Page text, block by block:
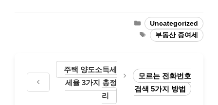
Categories
Uncategorized
Tags부동산 증여세
주택 양도소득세
세율 3가지 총정
리
모르는 전화번호
검색 5가지 방법